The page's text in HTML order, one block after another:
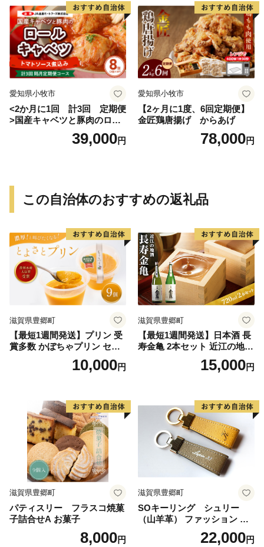
愛知県小牧市
<2か月に1回 計3回 定期便
>国産キャベツと豚肉のロー
ルキャベツ（4P入り）
39,000円
愛知県小牧市
【2ヶ月に1度、6回定期便】
金匠鶏唐揚げ からあげ
78,000円
この自治体のおすすめの返礼品
滋賀県豊郷町
【最短1週間発送】プリン 受
賞多数 かぼちゃプリン セッ
ト とよさとプリン満足セッ
10,000円
滋賀県豊郷町
【最短1週間発送】日本酒 長
寿金亀 2本セット 近江の地酒
酒 お酒 地酒 アルコール セッ
15,000円
滋賀県豊郷町
パティスリー フラスコ焼菓
子詰合せA お菓子
8,000円
滋賀県豊郷町
SOキーリング シュリー
（山羊革） ファッション 小
物 アクセサリー 雑貨 日用品
文房具 レザー 高級革 名入れ
22,000円